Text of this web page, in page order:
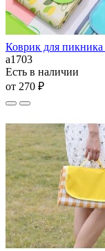
Коврик для
а1703
Есть в наличии
от 270 ₽